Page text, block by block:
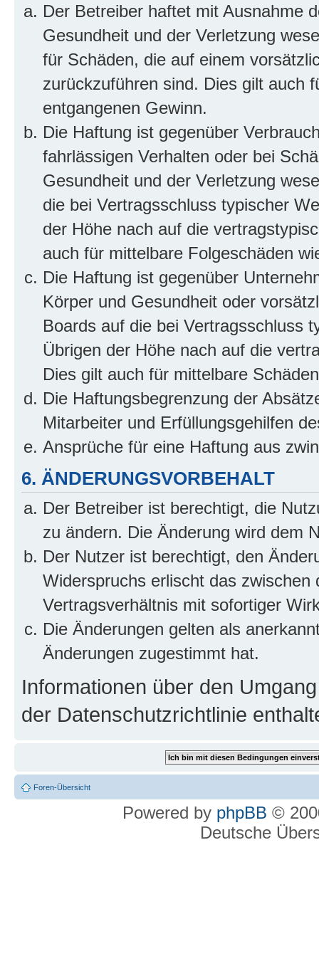
Der Betreiber haftet mit Ausnahme
Gesundheit und der Verletzung
für Schäden, die auf einem
zurückzuführen sind. Dies gilt auch
entgangenen Gewinn.
Die Haftung ist gegenüber
fahrlässigen Verhalten oder bei
Gesundheit und der Verletzung
die bei Vertragsschluss typischer
der Höhe nach auf die
auch für mittelbare Folgeschäden
Die Haftung ist gegenüber
Körper und Gesundheit oder
Boards auf die bei Vertragsschluss
Übrigen der Höhe nach auf die
Dies gilt auch für mittelbare
Die Haftungsbegrenzung der
Mitarbeiter und Erfüllungsgehilfen
Ansprüche für eine Haftung aus
6. ÄNDERUNGSVORBEHALT
Der Betreiber ist berechtigt, die
zu ändern. Die Änderung wird dem
Der Nutzer ist berechtigt, den
Widerspruchs erlischt das
Vertragsverhältnis mit sofortiger
Die Änderungen gelten als
Änderungen zugestimmt hat.
Informationen über den
der Datenschutzrichtlinie
Foren-Übersicht
Powered by phpBB ©
Deutsche